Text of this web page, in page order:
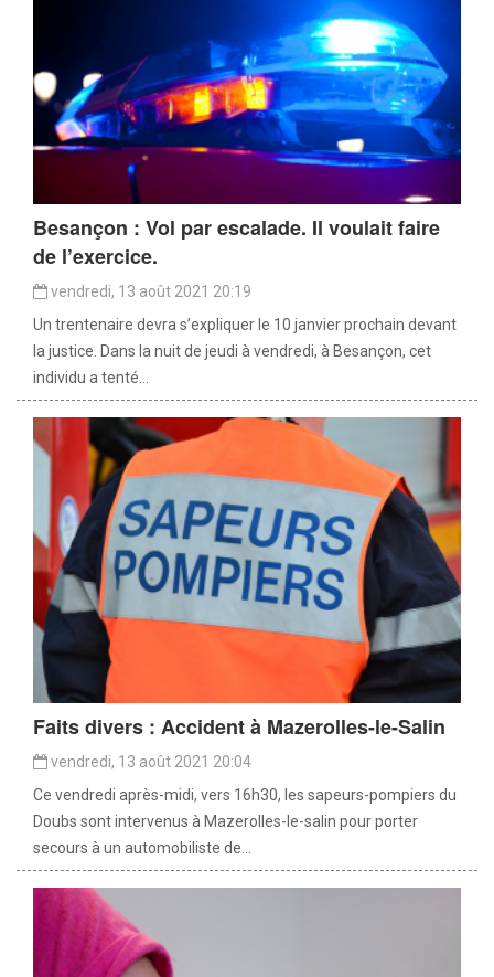
Besançon : Vol par escalade. Il voulait faire
de l’exercice.
vendredi, 13 août 2021 20:19
Un trentenaire devra s’expliquer le 10 janvier prochain devant
la justice. Dans la nuit de jeudi à vendredi, à Besançon, cet
individu a tenté...
Faits divers : Accident à Mazerolles-le-Salin
vendredi, 13 août 2021 20:04
Ce vendredi après-midi, vers 16h30, les sapeurs-pompiers du
Doubs sont intervenus à Mazerolles-le-salin pour porter
secours à un automobiliste de...